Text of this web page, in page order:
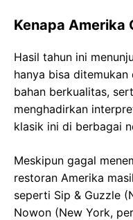
Kenapa Amerika
Hasil tahun ini
hanya bisa
bahan berkualitas,
menghadirkan
klasik ini di berbagai
Meskipun gagal
restoran Amerika
seperti Sip & Guzzle
Nowon (New York,